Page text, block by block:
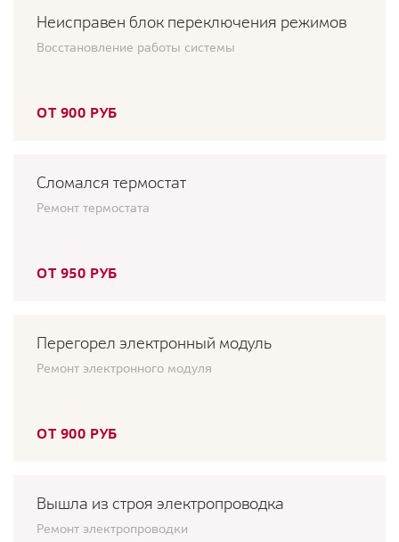
Неисправен блок переключения режимов
Восстановление работы системы
ОТ 900 РУБ
Сломался термостат
Ремонт термостата
ОТ 950 РУБ
Перегорел электронный модуль
Ремонт электронного модуля
ОТ 900 РУБ
Вышла из строя электропроводка
Ремонт электропроводки